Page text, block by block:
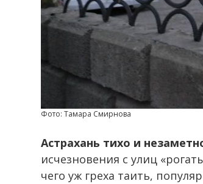
Фото: Тамара Смирнова
Астрахань тихо и
исчезновения с улиц
чего уж греха таить,